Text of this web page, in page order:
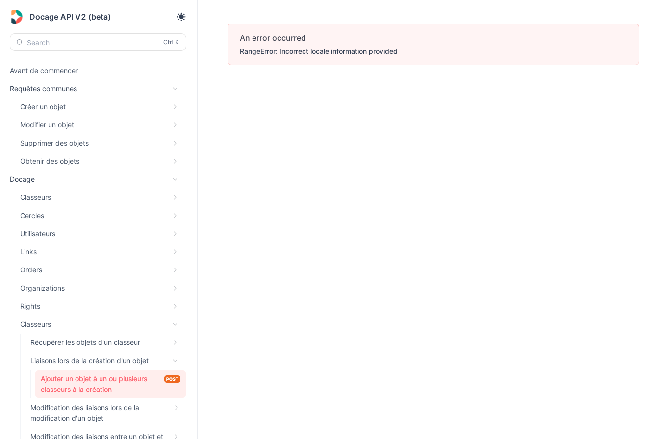
Docage API V2 (beta)
Search
Avant de commencer
Requêtes communes
Créer un objet
Modifier un objet
Supprimer des objets
Obtenir des objets
Docage
Classeurs
Cercles
Utilisateurs
Links
Orders
Organizations
Rights
Classeurs
Récupérer les objets d'un classeur
Liaisons lors de la création d'un objet
Ajouter un objet à un ou plusieurs
classeurs à la création
POST
Modification des liaisons lors de la
modification d'un objet
Modification des liaisons entre un objet et
An error occurred
RangeError: Incorrect locale information provided